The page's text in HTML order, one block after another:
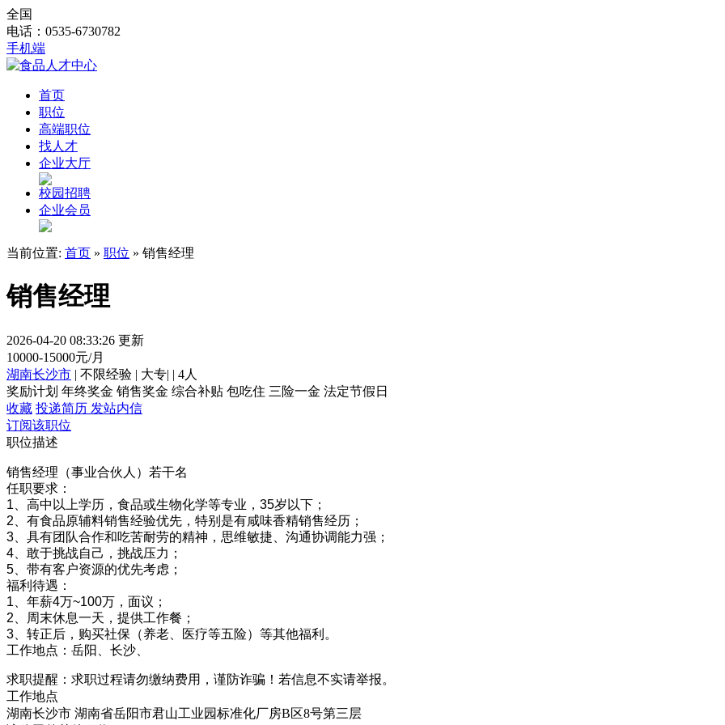
全国
电话：0535-6730782
手机端
首页
职位
高端职位
找人才
企业大厅
校园招聘
企业会员
当前位置: 首页 » 职位 » 销售经理
销售经理
2026-04-20 08:33:26 更新
10000-15000元/月
湖南长沙市 | 不限经验 | 大专| | 4人
奖励计划 年终奖金 销售奖金 综合补贴 包吃住 三险一金 法定节假日
收藏 投递简历 发站内信
订阅该职位
职位描述
销售经理（事业合伙人）若干名
任职要求：
1、高中以上学历，食品或生物化学等专业，35岁以下；
2、有食品原辅料销售经验优先，特别是有咸味香精销售经历；
3、具有团队合作和吃苦耐劳的精神，思维敏捷、沟通协调能力强；
4、敢于挑战自己，挑战压力；
5、带有客户资源的优先考虑；
福利待遇：
1、年薪4万~100万，面议；
2、周末休息一天，提供工作餐；
3、转正后，购买社保（养老、医疗等五险）等其他福利。
工作地点：岳阳、长沙、
求职提醒：求职过程请勿缴纳费用，谨防诈骗！若信息不实请举报。
工作地点
湖南长沙市 湖南省岳阳市君山工业园标准化厂房B区8号第三层